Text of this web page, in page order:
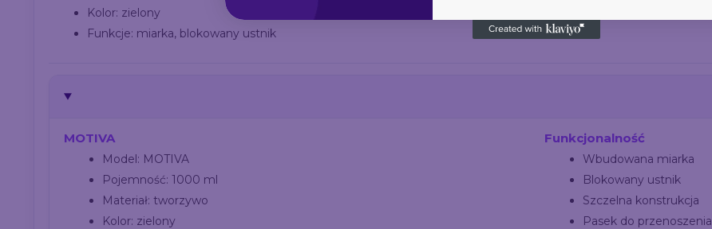
Kolor: zielony
Funkcje: miarka, blokowany ustnik
MOTIVA
Model: MOTIVA
Pojemność: 1000 ml
Materiał: tworzywo
Kolor: zielony
Funkcjonalność
Wbudowana miarka
Blokowany ustnik
Szczelna konstrukcja
Pasek do przenoszenia